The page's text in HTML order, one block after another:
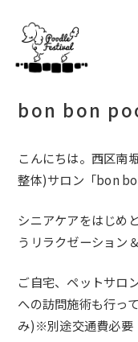
bon bon
こんにちは。西区南
整体)サロン「bon
シニアケアをはじめと
うリラクゼーション＆
ご自宅、ペットサロ
への訪問施術も行っ
み)※別途交通費必要